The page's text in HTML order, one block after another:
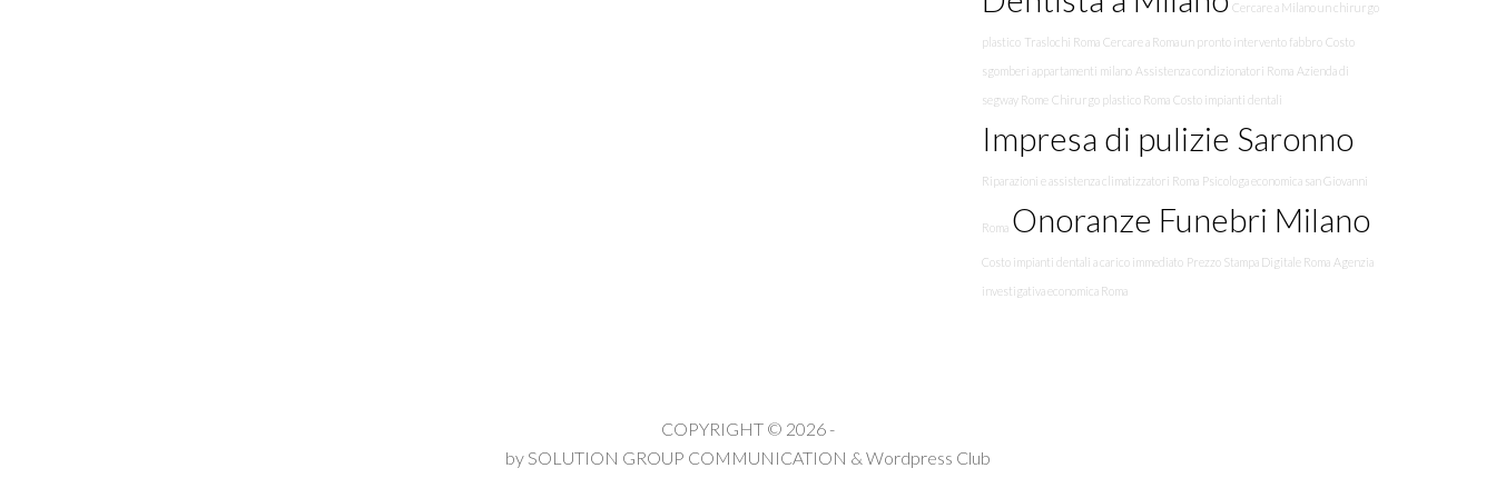
Cercare a Milano un chirurgo
plastico Traslochi Roma Cercare a Roma un pronto intervento fabbro Costo
sgomberi appartamenti milano Assistenza condizionatori Roma Azienda di
segway Rome Chirurgo plastico Roma Costo impianti dentali
Impresa di pulizie Saronno
Riparazioni e assistenza climatizzatori Roma Psicologa economica san Giovanni
Roma Onoranze Funebri Milano
Costo impianti dentali a carico immediato Prezzo Stampa Digitale Roma Agenzia
investigativa economica Roma
COPYRIGHT © 2026 -
bySOLUTION GROUP COMMUNICATION & Wordpress Club